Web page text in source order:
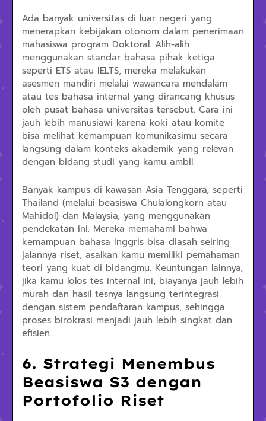
Ada banyak universitas di luar negeri yang
menerapkan kebijakan otonom dalam penerimaan
mahasiswa program Doktoral. Alih-alih
menggunakan standar bahasa pihak ketiga
seperti ETS atau IELTS, mereka melakukan
asesmen mandiri melalui wawancara mendalam
atau tes bahasa internal yang dirancang khusus
oleh pusat bahasa universitas tersebut. Cara ini
jauh lebih manusiawi karena koki atau komite
bisa melihat kemampuan komunikasimu secara
langsung dalam konteks akademik yang relevan
dengan bidang studi yang kamu ambil.
Banyak kampus di kawasan Asia Tenggara, seperti
Thailand (melalui beasiswa Chulalongkorn atau
Mahidol) dan Malaysia, yang menggunakan
pendekatan ini. Mereka memahami bahwa
kemampuan bahasa Inggris bisa diasah seiring
jalannya riset, asalkan kamu memiliki pemahaman
teori yang kuat di bidangmu. Keuntungan lainnya,
jika kamu lolos tes internal ini, biayanya jauh lebih
murah dan hasil tesnya langsung terintegrasi
dengan sistem pendaftaran kampus, sehingga
proses birokrasi menjadi jauh lebih singkat dan
efisien.
6. Strategi Menembus
Beasiswa S3 dengan
Portofolio Riset